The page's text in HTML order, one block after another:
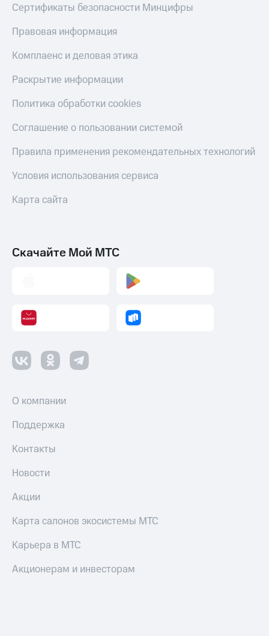
Сертификаты безопасности Минцифры
Правовая информация
Комплаенс и деловая этика
Раскрытие информации
Политика обработки cookies
Соглашение о пользовании системой
Правила применения рекомендательных технологий
Условия использования сервиса
Карта сайта
Скачайте Мой МТС
О компании
Поддержка
Контакты
Новости
Акции
Карта салонов экосистемы МТС
Карьера в МТС
Акционерам и инвесторам